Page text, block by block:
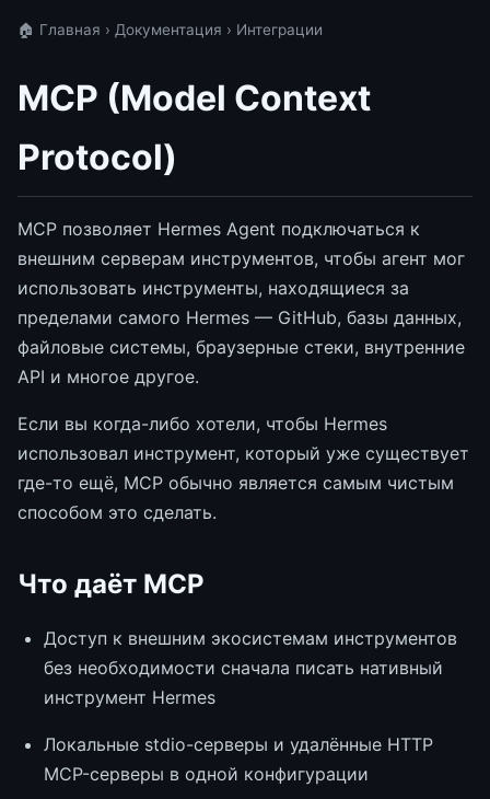
🏠 Главная › Документация › Интеграции
MCP (Model Context
Protocol)
MCP позволяет Hermes Agent подключаться к
внешним серверам инструментов, чтобы агент мог
использовать инструменты, находящиеся за
пределами самого Hermes — GitHub, базы данных,
файловые системы, браузерные стеки, внутренние
API и многое другое.
Если вы когда-либо хотели, чтобы Hermes
использовал инструмент, который уже существует
где-то ещё, MCP обычно является самым чистым
способом это сделать.
Что даёт MCP
Доступ к внешним экосистемам инструментов
без необходимости сначала писать нативный
инструмент Hermes
Локальные stdio-серверы и удалённые HTTP
MCP-серверы в одной конфигурации